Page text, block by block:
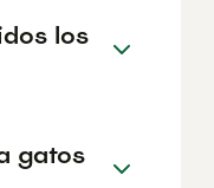
los
gatos